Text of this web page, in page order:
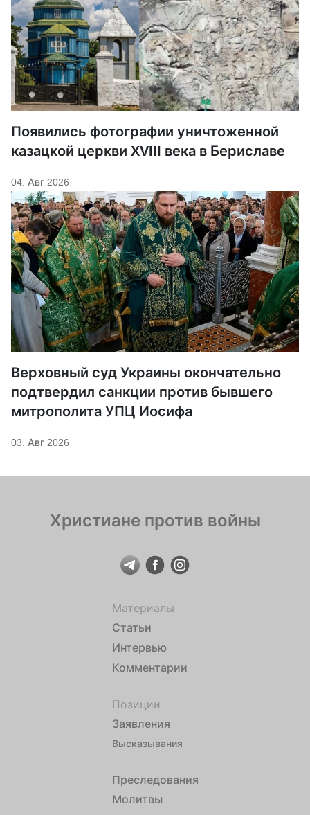
Появились фотографии уничтоженной
казацкой церкви XVIII века в Бериславе
04. Авг 2026
Верховный суд Украины окончательно
подтвердил санкции против бывшего
митрополита УПЦ Иосифа
03. Авг 2026
Христиане против войны
Материалы
Статьи
Интервью
Комментарии
Позиции
Заявления
Высказывания
Преследования
Молитвы